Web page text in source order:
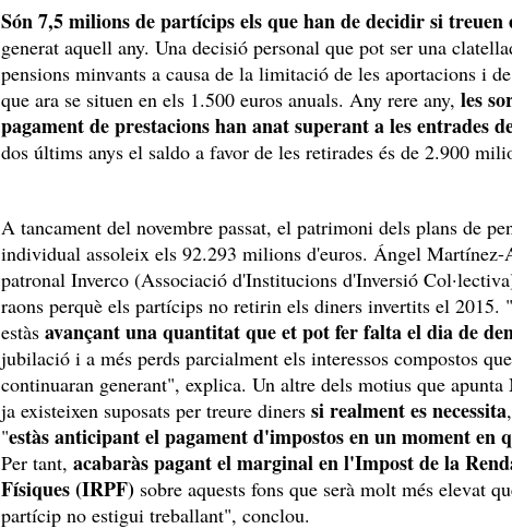
Són 7,5 milions de partícips els que han de decidir si treuen
generat aquell any. Una decisió personal que pot ser una
pensions minvants a causa de la limitació de les aportacions i
que ara se situen en els 1.500 euros anuals. Any rere any, les
pagament de prestacions han anat superant a les entrades
dos últims anys el saldo a favor de les retirades és de 2.900
A tancament del novembre passat, el patrimoni dels plans de
individual assoleix els 92.293 milions d'euros. Ángel Martínez-
patronal Inverco (Associació d'Institucions d'Inversió
raons perquè els partícips no retirin els diners invertits el 2015.
estàs avançant una quantitat que et pot fer falta el dia de
jubilació i a més perds parcialment els interessos compostos
continuaran generant", explica. Un altre dels motius que
ja existeixen suposats per treure diners si realment es necessita
"estàs anticipant el pagament d'impostos en un moment en
Per tant, acabaràs pagant el marginal en l'Impost de la
Físiques (IRPF) sobre aquests fons que serà molt més elevat
partícip no estigui treballant", conclou.